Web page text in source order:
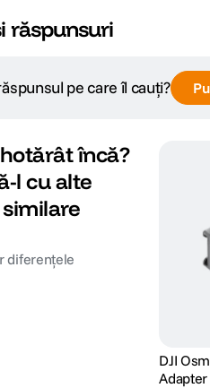
răspunsuri
pe care îl cauți?
încă?
l cu alte
diferențele
DJI
Adapter